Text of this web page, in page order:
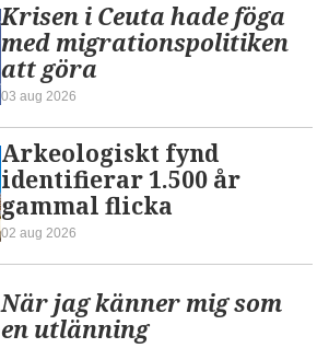
Krisen i Ceuta hade föga
med migrationspolitiken
att göra
03 aug 2026
Arkeologiskt fynd
identifierar 1.500 år
gammal flicka
02 aug 2026
När jag känner mig som
en utlänning